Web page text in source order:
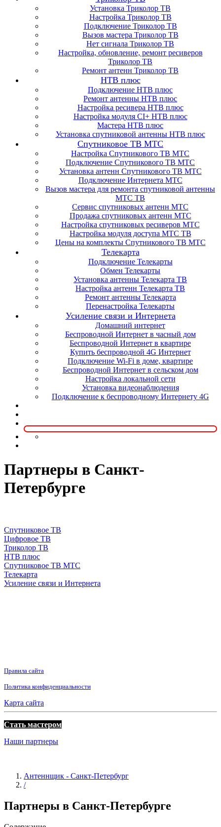
Установка Триколор ТВ
Настройка Триколор ТВ
Подключение Триколор ТВ
Вызов мастера Триколор ТВ
Нет сигнала Триколор ТВ
Настройка, обновление, ремонт ресиверов
Триколор ТВ
Ремонт антенн Триколор ТВ
НТВ плюс
Подключение НТВ плюс
Ремонт антенны НТВ плюс
Настройка ресивера НТВ плюс
Настройка модуля CI+ НТВ плюс
Мастера НТВ плюс
Установка спутниковой антенны НТВ плюс
Спутниковое ТВ МТС
Настройка Спутникового ТВ МТС
Подключение Спутникового ТВ МТС
Установка антенн Спутникового ТВ МТС
Подключение Интернета МТС
Вызов мастера для ремонта спутниковой антенны
МТС ТВ
Сервис спутниковых антенн МТС
Продажа спутниковых антенн МТС
Настройка спутниковых ресиверов МТС
Настройка модуля доступа МТС ТВ
Цены на комплекты Спутникового ТВ МТС
Телекарта
Подключение Телекарты
Обмен Телекарты
Установка антенны Телекарта ТВ
Настройка антенн Телекарта ТВ
Ремонт антенны Телекарта
Перенастройка Телекарты
Усиление связи и Интернета
Домашний интернет
Беспроводной Интернет в часный дом
Беспроводной Интернет в квартире
Купить беспроводной 4G Интернет
Подключение Wi-Fi в доме, квартире
Беспроводной Интернет в сельском дом
Настройка локальной сети
Установка видеонаблюдения
Подключение к беспроводному Интернету 4G
Партнеры в Санкт-
Петербурге
Спутниковое ТВ
Цифровое ТВ
Триколор ТВ
НТВ плюс
Спутниковое ТВ МТС
Телекарта
Усиление связи и Интернета
Правила сайта
Политика конфиденциальности
Карта сайта
Стать мастером
Наши партнеры
Антеннщик - Санкт-Петербург
/
Партнеры в Санкт-Петербурге